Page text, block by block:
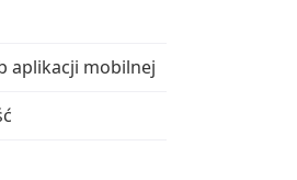
aplikacji mobilnej